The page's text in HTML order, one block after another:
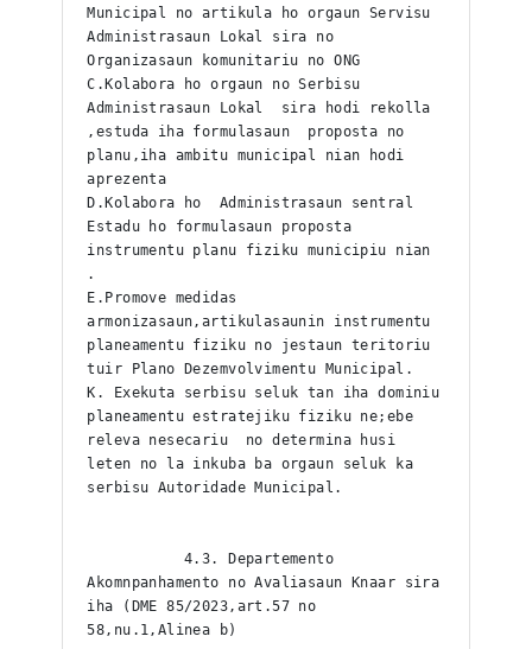
Municipal no artikula ho orgaun Servisu
Administrasaun Lokal sira no
Organizasaun komunitariu no ONG
C.Kolabora ho orgaun no Serbisu
Administrasaun Lokal  sira hodi rekolla
,estuda iha formulasaun  proposta no
planu,iha ambitu municipal nian hodi
aprezenta
D.Kolabora ho  Administrasaun sentral
Estadu ho formulasaun proposta
instrumentu planu fiziku municipiu nian
.
E.Promove medidas
armonizasaun,artikulasaunin instrumentu
planeamentu fiziku no jestaun teritoriu
tuir Plano Dezemvolvimentu Municipal.
K. Exekuta serbisu seluk tan iha dominiu
planeamentu estratejiku fiziku ne;ebe
releva nesecariu  no determina husi
leten no la inkuba ba orgaun seluk ka
serbisu Autoridade Municipal.
           4.3. Departemento
Akomnpanhamento no Avaliasaun Knaar sira
iha (DME 85/2023,art.57 no
58,nu.1,Alinea b)